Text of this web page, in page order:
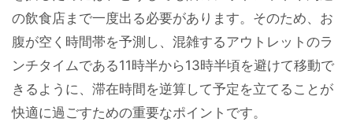
の飲食店まで一度出る必要があります。そのため、お
腹が空く時間帯を予測し、混雑するアウトレットのラ
ンチタイムである11時半から13時半頃を避けて移動で
きるように、滞在時間を逆算して予定を立てることが
快適に過ごすための重要なポイントです。